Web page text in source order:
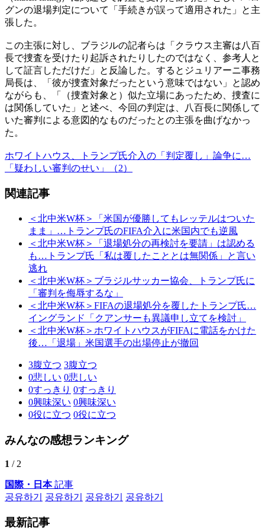
グンの退場判定について「手続きが誤って適用された」と主
張した。
この主張に対し、ブラジルの記者らは「クラウス主審は八百
長で捜査を受けたり起訴されたりしたのではなく、参考人と
して証言しただけだ」と反論した。するとジュリアーニ事務
局長は、「彼が捜査対象だったという意味ではない」と認め
ながらも、「（捜査対象と）似た立場にあったため、捜査に
は関係していた」と述べ、今回の判定は、八百長に関係して
いた審判による意図的なものだったとの主張を曲げなかっ
た。
ホワイトハウス、トランプ氏介入の「判定覆し」論争に…
「疑わしい審判のせい」（2）
関連記事
＜北中米W杯＞「米国が優勝してもレッテルはついた
まま」…トランプ氏のFIFA介入に米国内でも逆風
＜北中米W杯＞「退場処分の再検討を要請」は認める
も…トランプ氏「私は覆したこととは無関係」と言い
逃れ
＜北中米W杯＞ブラジルサッカー協会、トランプ氏に
「審判を侮辱するな」
＜北中米W杯＞FIFAの退場処分を覆したトランプ氏…
イングランド「クアンサーも異議申し立てを検討」
＜北中米W杯＞ホワイトハウスがFIFAに電話をかけた
後…「退場」米国選手の出場停止が撤回
3腹立つ 3腹立つ
0悲しい 0悲しい
0すっきり 0すっきり
0興味深い 0興味深い
0役に立つ 0役に立つ
みんなの感想ランキング
1 / 2
国際・日本記事
공유하기
공유하기 공유하기 공유하기
最新記事